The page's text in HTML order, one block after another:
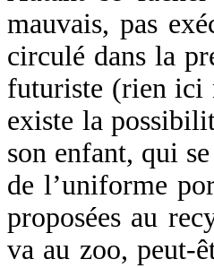
mauvais, pas
circulé dans la
futuriste (rien ici
existe la
son enfant, qui
de l’uniforme
proposées au
va au zoo, peut-